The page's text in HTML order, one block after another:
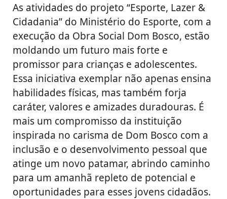
As atividades do projeto “Esporte, Lazer &
Cidadania” do Ministério do Esporte, com a
execução da Obra Social Dom Bosco, estão
moldando um futuro mais forte e
promissor para crianças e adolescentes.
Essa iniciativa exemplar não apenas ensina
habilidades físicas, mas também forja
caráter, valores e amizades duradouras. É
mais um compromisso da instituição
inspirada no carisma de Dom Bosco com a
inclusão e o desenvolvimento pessoal que
atinge um novo patamar, abrindo caminho
para um amanhã repleto de potencial e
oportunidades para esses jovens cidadãos.